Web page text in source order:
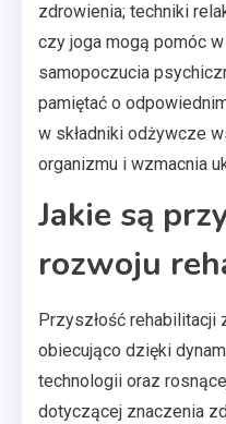
zdrowienia; techniki
czy joga mogą pomóc
samopoczucia
pamiętać o
w składniki odżywcze
organizmu i wzmacnia
Jakie są
rozwoju
Przyszłość rehabilitacji
obiecująco dzięki
technologii oraz
dotyczącej znaczenia